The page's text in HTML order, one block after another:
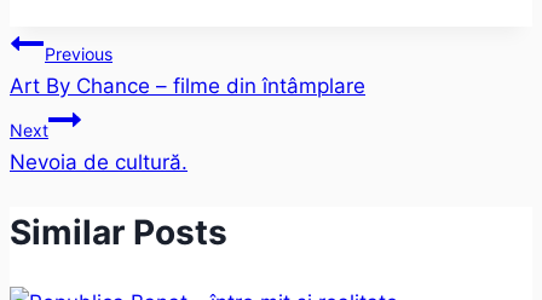
Post
navigation
Previous
Art By Chance – filme din întâmplare
Next
Nevoia de cultură.
Similar Posts